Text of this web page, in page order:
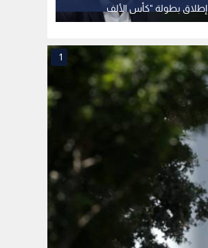
إطلاق بطولة "كأس الألف
شهيد"
1